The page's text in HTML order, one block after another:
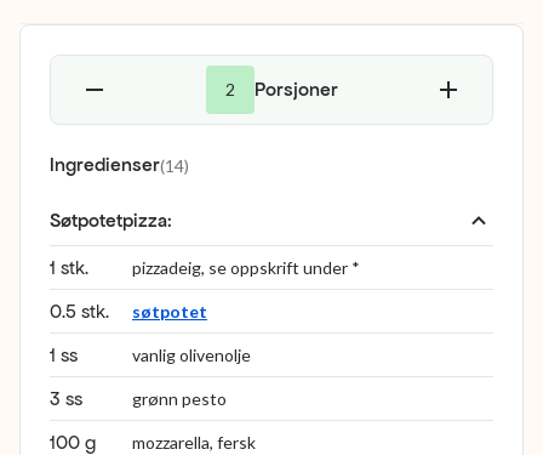
2 Porsjoner
Ingredienser(14)
Søtpotetpizza:
1 stk. pizzadeig, se oppskrift under *
0.5 stk. søtpotet
1 ss vanlig olivenolje
3 ss grønn pesto
100 g mozzarella, fersk